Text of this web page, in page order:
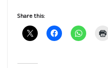
Share this: